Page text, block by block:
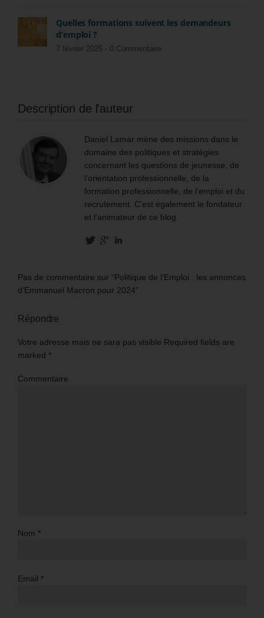
Quelles formations suivent les demandeurs
d’emploi ?
7 février 2025 - 0 Commentaire
Description de l'auteur
Daniel Lamar mène des missions dans le
domaine des politiques et stratégies
concernant les questions de jeunesse, de
l’orientation professionnelle, de la
formation professionnelle, de l’emploi et du
recrutement. C'est également le fondateur
et l'animateur de ce blog.
Pas de commentaire sur “Politique de l’Emploi : les annonces
d’Emmanuel Macron pour 2024”
Répondre
Votre adresse mais ne sara pas visible Required fields are
marked *
Commentaire
Nom *
Email *